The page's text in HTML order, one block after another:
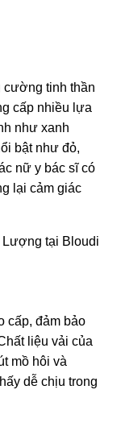
cường tinh thần
cấp nhiều lựa
như xanh
bật như đỏ,
nữ y bác sĩ có
lại cảm giác
cấp, đảm bảo
liệu vải của
mồ hôi và
dễ chịu trong